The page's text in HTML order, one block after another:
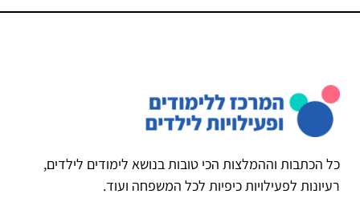
כל הכתבות וההמלצות הכי טובות בנושא לימודים לילדים,
רעיונות לפעילויות כיפיות לכל המשפחה ועוד.